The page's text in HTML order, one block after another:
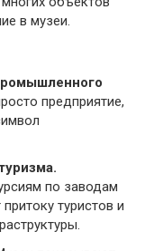
в музеи.
предприятие,
по заводам
туристов и